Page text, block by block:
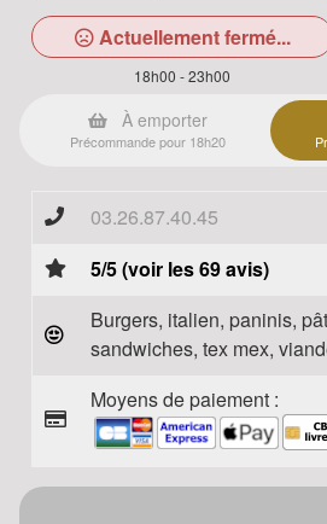
Actuellement fermé...
18h00 - 23h00
À emporter
Précommande pour 18h20
03.26.87.40.45
5/5 (voir les 69 avis)
Burgers, italien, paninis,
sandwiches, tex mex,
Moyens de paiement :